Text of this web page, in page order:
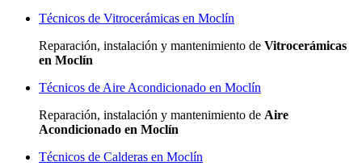
Técnicos de Vitrocerámicas en Moclín
Reparación, instalación y mantenimiento de Vitrocerámicas
en Moclín
Técnicos de Aire Acondicionado en Moclín
Reparación, instalación y mantenimiento de Aire
Acondicionado en Moclín
Técnicos de Calderas en Moclín